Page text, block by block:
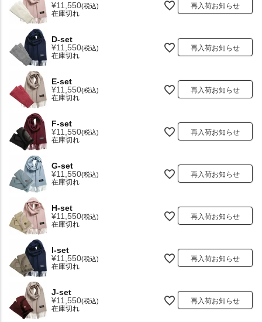
¥11,550 税込
在庫切れ
再入荷お知らせ
D-set
¥11,550 税込
在庫切れ
再入荷お知らせ
E-set
¥11,550 税込
在庫切れ
再入荷お知らせ
F-set
¥11,550 税込
在庫切れ
再入荷お知らせ
G-set
¥11,550 税込
在庫切れ
再入荷お知らせ
H-set
¥11,550 税込
在庫切れ
再入荷お知らせ
I-set
¥11,550 税込
在庫切れ
再入荷お知らせ
J-set
¥11,550 税込
在庫切れ
再入荷お知らせ